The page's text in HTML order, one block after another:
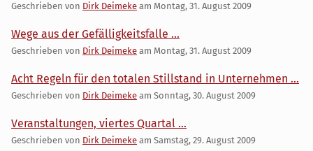
Geschrieben von Dirk Deimeke am Montag, 31. August 2009
Wege aus der Gefälligkeitsfalle ...
Geschrieben von Dirk Deimeke am Montag, 31. August 2009
Acht Regeln für den totalen Stillstand in Unternehmen ...
Geschrieben von Dirk Deimeke am Sonntag, 30. August 2009
Veranstaltungen, viertes Quartal ...
Geschrieben von Dirk Deimeke am Samstag, 29. August 2009